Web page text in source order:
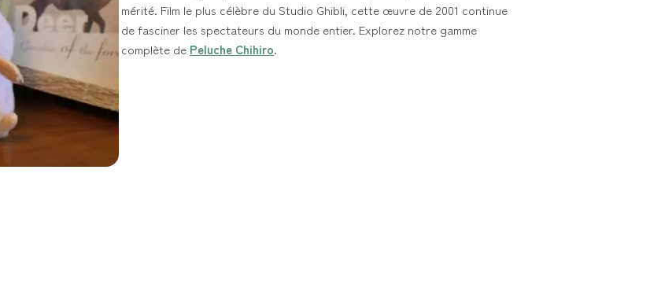
mérité. Film le plus célèbre du Studio Ghibli, cette œuvre de 2001 continue
de fasciner les spectateurs du monde entier. Explorez notre gamme
complète de Peluche Chihiro.